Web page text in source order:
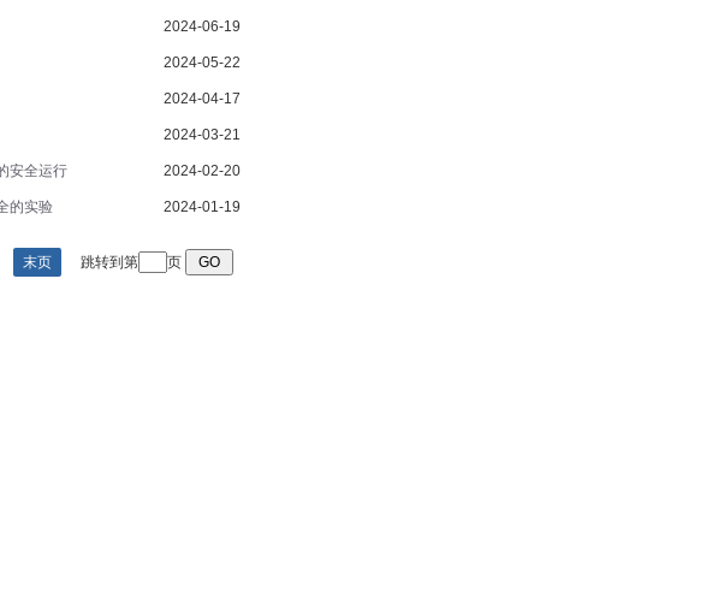
2024-06-19
2024-05-22
2024-04-17
2024-03-21
安全运行 2024-02-20
的实验 2024-01-19
末页 跳转到第 页